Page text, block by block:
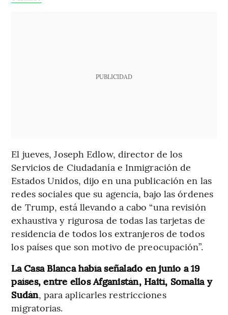
PUBLICIDAD
El jueves, Joseph Edlow, director de los
Servicios de Ciudadanía e Inmigración de
Estados Unidos, dijo en una publicación en las
redes sociales que su agencia, bajo las órdenes
de Trump, está llevando a cabo “una revisión
exhaustiva y rigurosa de todas las tarjetas de
residencia de todos los extranjeros de todos
los países que son motivo de preocupación”.
La Casa Blanca había señalado en junio a 19
países, entre ellos Afganistán, Haití, Somalia y
Sudán, para aplicarles restricciones
migratorias.